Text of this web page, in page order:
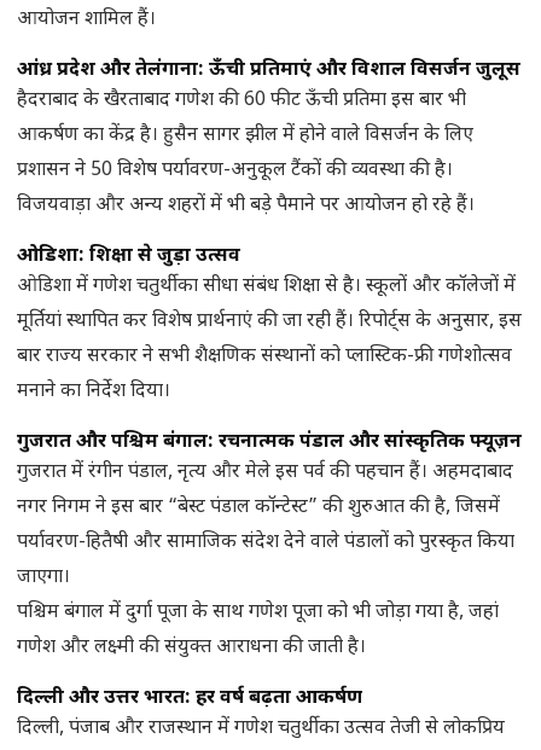
आयोजन शामिल हैं।
आंध्र प्रदेश और तेलंगाना: ऊँची प्रतिमाएं और विशाल विसर्जन जुलूस
हैदराबाद के खैरताबाद गणेश की 60 फीट ऊँची प्रतिमा इस बार भी
आकर्षण का केंद्र है। हुसैन सागर झील में होने वाले विसर्जन के लिए
प्रशासन ने 50 विशेष पर्यावरण-अनुकूल टैंकों की व्यवस्था की है।
विजयवाड़ा और अन्य शहरों में भी बड़े पैमाने पर आयोजन हो रहे हैं।
ओडिशा: शिक्षा से जुड़ा उत्सव
ओडिशा में गणेश चतुर्थी का सीधा संबंध शिक्षा से है। स्कूलों और कॉलेजों में
मूर्तियां स्थापित कर विशेष प्रार्थनाएं की जा रही हैं। रिपोर्ट्स के अनुसार, इस
बार राज्य सरकार ने सभी शैक्षणिक संस्थानों को प्लास्टिक-फ्री गणेशोत्सव
मनाने का निर्देश दिया।
गुजरात और पश्चिम बंगाल: रचनात्मक पंडाल और सांस्कृतिक फ्यूज़न
गुजरात में रंगीन पंडाल, नृत्य और मेले इस पर्व की पहचान हैं। अहमदाबाद
नगर निगम ने इस बार “बेस्ट पंडाल कॉन्टेस्ट” की शुरुआत की है, जिसमें
पर्यावरण-हितैषी और सामाजिक संदेश देने वाले पंडालों को पुरस्कृत किया
जाएगा।
पश्चिम बंगाल में दुर्गा पूजा के साथ गणेश पूजा को भी जोड़ा गया है, जहां
गणेश और लक्ष्मी की संयुक्त आराधना की जाती है।
दिल्ली और उत्तर भारत: हर वर्ष बढ़ता आकर्षण
दिल्ली, पंजाब और राजस्थान में गणेश चतुर्थी का उत्सव तेजी से लोकप्रिय